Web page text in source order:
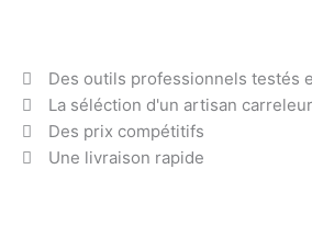
Des outils professionnels testés
La séléction d'un artisan carreleur
Des prix compétitifs
Une livraison rapide